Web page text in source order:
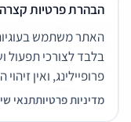
שירותים משפטיים
תנאי שימוש
© 2026 הפירמה. כל הזכויות שמורות.
הבהרת פרטיות קצרה
האתר משתמש
בלבד לצורכי תפעול
פרופיילינג, ואין
מדיניות פרטיותתנאי